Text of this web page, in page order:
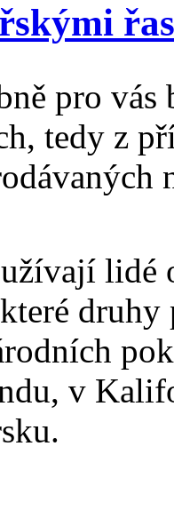
pro vás
tedy z
lidé
v